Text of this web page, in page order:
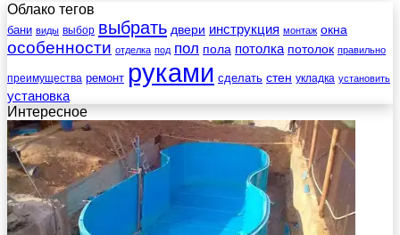
Облако тегов
бани виды выбор выбрать двери инструкция монтаж окна
особенности отделка под пол пола потолка потолок правильно
преимущества ремонт руками сделать стен укладка установить
установка
Интересное